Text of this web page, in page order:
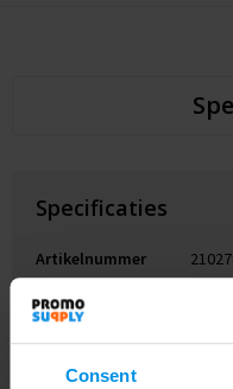
Consent
Specificaties
Artikelnummer
Merk